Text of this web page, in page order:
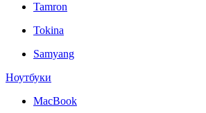
Tamron
Tokina
Samyang
Ноутбуки
MacBook